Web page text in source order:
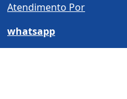
Atendimento Por
whatsapp